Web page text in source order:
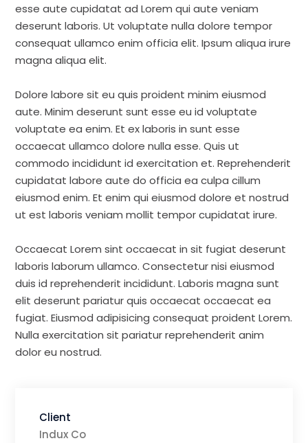
esse aute cupidatat ad Lorem qui aute veniam
deserunt laboris. Ut voluptate nulla dolore tempor
consequat ullamco enim officia elit. Ipsum aliqua irure
magna aliqua elit.
Dolore labore sit eu quis proident minim eiusmod
aute. Minim deserunt sunt esse eu id voluptate
voluptate ea enim. Et ex laboris in sunt esse
occaecat ullamco dolore nulla esse. Quis ut
commodo incididunt id exercitation et. Reprehenderit
cupidatat labore aute do officia ea culpa cillum
eiusmod enim. Et enim qui eiusmod dolore et nostrud
ut est laboris veniam mollit tempor cupidatat irure.
Occaecat Lorem sint occaecat in sit fugiat deserunt
laboris laborum ullamco. Consectetur nisi eiusmod
duis id reprehenderit incididunt. Laboris magna sunt
elit deserunt pariatur quis occaecat occaecat ea
fugiat. Eiusmod adipisicing consequat proident Lorem.
Nulla exercitation sit pariatur reprehenderit anim
dolor eu nostrud.
Client
Indux Co